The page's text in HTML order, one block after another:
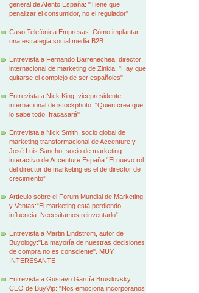
general de Atento España: "Tiene que
penalizar el consumidor, no el regulador"
Caso Telefónica Empresas: Cómo implantar
una estrategia social media B2B
Entrevista a Fernando Barrenechea, director
internacional de marketing de Zinkia. "Hay que
quitarse el complejo de ser españoles"
Entrevista a Nick King, vicepresidente
internacional de istockphoto: "Quien crea que
lo sabe todo, fracasará"
Entrevista a Nick Smith, socio global de
marketing transformacional de Accenture y
José Luis Sancho, socio de marketing
interactivo de Accenture España “El nuevo rol
del director de marketing es el de director de
crecimiento”
Artículo sobre el Forum Mundial de Marketing
y Ventas:“El marketing está perdiendo
influencia. Necesitamos reinventarlo”
Entrevista a Martin Lindstrom, autor de
Buyology:"La mayoría de nuestras decisiones
de compra no es consciente". MUY
INTERESANTE
Entrevista a Gustavo García Brusilovsky,
CEO de BuyVip: "Nos emociona incorporanos